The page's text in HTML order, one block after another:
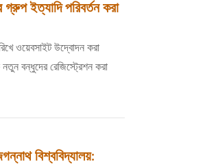
গ্রুপ ইত্যাদি পরিবর্তন করা
ওয়েবসাইট উদ্বোদন করা
বন্ধুদের রেজিস্ট্রেশন করা
বিশ্ববিদ্যালয়: